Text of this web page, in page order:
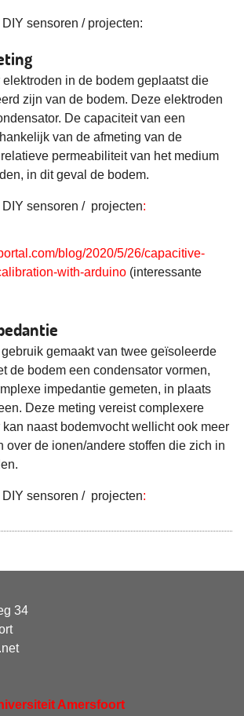
sensoren / projecten:
in de bodem geplaatst die
zijn van de bodem. Deze elektroden
De capaciteit van een
van de afmeting van de
permeabiliteit van het medium
in dit geval de bodem.
sensoren / projecten:
blog/2020/5/26/capacitive-
with-arduino (interessante
gemaakt van twee geïsoleerde
de bodem een condensator vormen,
impedantie gemeten, in plaats
Deze meting vereist complexere
naast bodemvocht wellicht ook meer
over de ionen/andere stoffen die zich in
sensoren / projecten:
34
Amersfoort